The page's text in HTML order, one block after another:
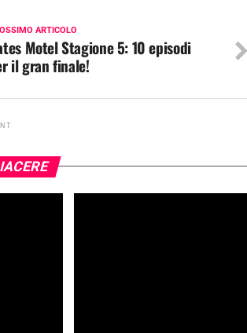
ARTICOLO
Motel Stagione 5: 10 episodi
il gran finale!